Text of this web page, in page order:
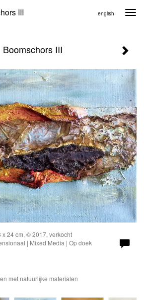
III english
Boomschors III
x 24 cm, © 2017, verkocht
| Mixed Media | Op doek
met natuurlijke materialen